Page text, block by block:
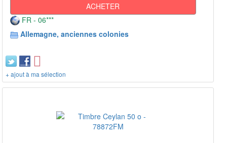
ACHETER
FR - 06***
Allemagne, anciennes colonies
+ ajout à ma sélection